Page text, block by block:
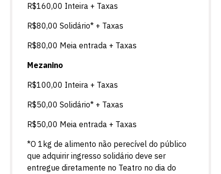
R$160,00 Inteira + Taxas
R$80,00 Solidário* + Taxas
R$80,00 Meia entrada + Taxas
Mezanino
R$100,00 Inteira + Taxas
R$50,00 Solidário* + Taxas
R$50,00 Meia entrada + Taxas
*O 1kg de alimento não perecível do público
que adquirir ingresso solidário deve ser
entregue diretamente no Teatro no dia do